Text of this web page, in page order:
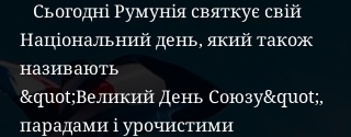
Національний день, який також
називають
&quot;Великий День Союзу&quot;,
парадами і урочистими